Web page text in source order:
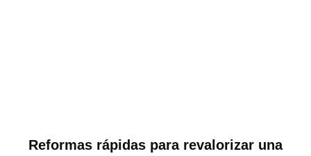
Reformas rápidas para revalorizar una